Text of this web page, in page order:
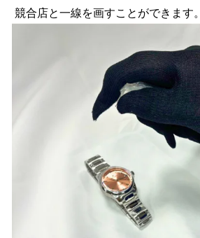
競合店と一線を画すことができます。